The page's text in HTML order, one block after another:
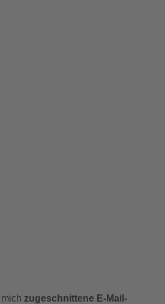
mich zugeschnittene E-Mail-